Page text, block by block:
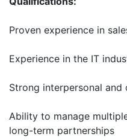
Proven experience in
Experience in the IT
Strong interpersonal and
Ability to manage
long-term partnerships